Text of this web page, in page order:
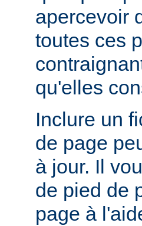
apercevoir
toutes ces
qu'elles
Inclure un
de page
à jour. Il
de pied de
page à